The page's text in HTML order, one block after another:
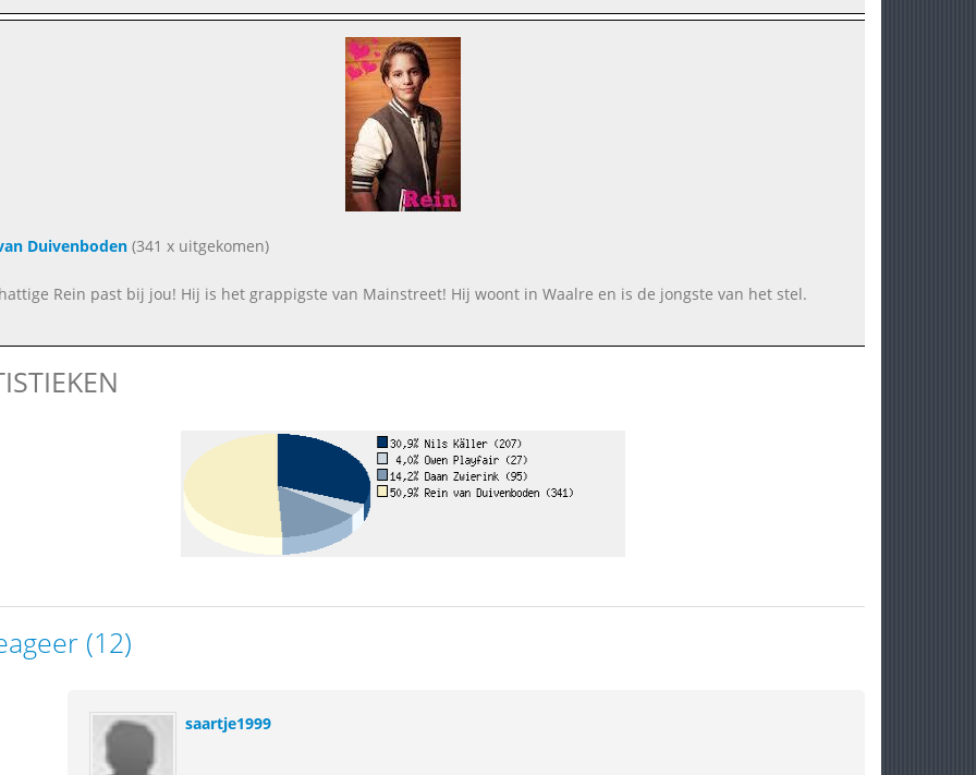
Duivenboden(341 x uitgekomen)
Rein past bij jou! Hij is het grappigste van Mainstreet! Hij woont in Waalre en is de jongste van het stel.
(12)
saartje1999